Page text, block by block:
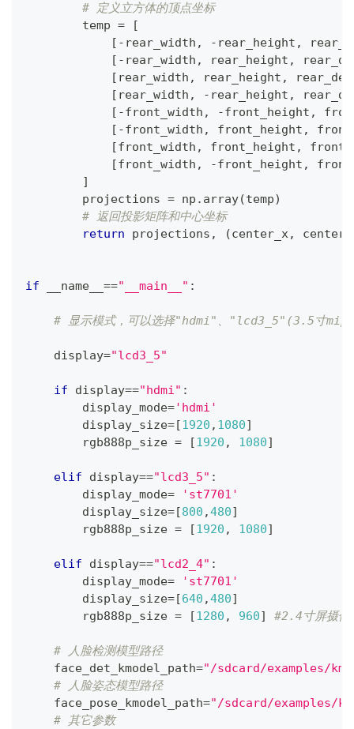
# 定义立方体的顶点坐标
        temp
=
[
[ - rear_width , - rear_height ,
[ - rear_width , rear_height ,
[ rear_width , rear_height ,
[ rear_width , - rear_height ,
[ -front_width , -front_height ,
[ -front_width , front_height ,
[front_width , front_height ,
[front_width , -front_height ,
]
        projections
= np . array(temp)
# 返回投影矩阵和中心坐标
return projections , (center_x,
if __name__ =="__main__" :
# 显示模式，可以选择"hdmi"、"lcd3_5"(3.5寸
    display
="lcd3_5"
if display=="hdmi" :
        display_mode
='hdmi'
        display_size
=[1920 , 1080]
        rgb888p_size
= [1920 , 1080]
elif display=="lcd3_5" :
        display_mode
=
'st7701'
        display_size
=[800 ,480]
        rgb888p_size
= [1920 , 1080]
elif display=="lcd2_4" :
        display_mode
=
'st7701'
        display_size
=[640 ,480]
        rgb888p_size
= [1280 , 960] #2.4寸屏摄像
# 人脸检测模型路径
    face_det_kmodel_path
="/sdcard/examples/
# 人脸姿态模型路径
    face_pose_kmodel_path
="/sdcard/examples/
# 其它参数